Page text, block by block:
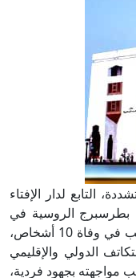
التابع لدار الإفتاء
بطرسبرج الروسية في
محطة تسمى «معهد التكنولوجيا»؛ ما تسبب في وفاة 10 أشخاص،
التكاتف الدولي والإقليمي
مواجهته بجهود فردية،